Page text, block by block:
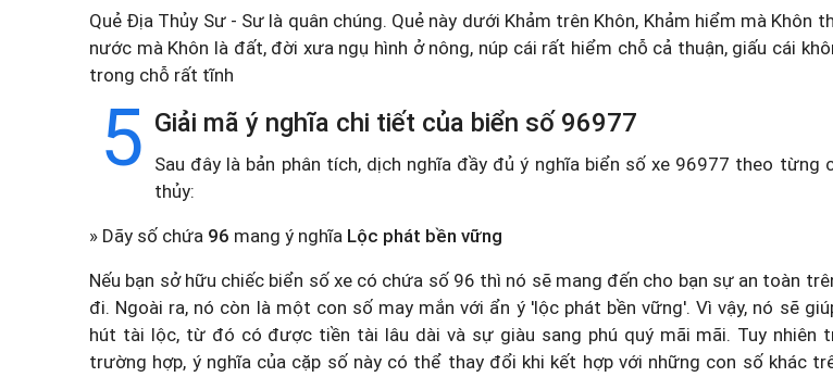
Quẻ Địa Thủy Sư - Sư là quân chúng. Quẻ này dưới Khảm trên Khôn, Khảm hiểm mà Khôn
nước mà Khôn là đất, đời xưa ngụ hình ở nông, núp cái rất hiểm chỗ cả thuận, giấu cái
trong chỗ rất tĩnh
5 Giải mã ý nghĩa chi tiết của biển số 96977
Sau đây là bản phân tích, dịch nghĩa đầy đủ ý nghĩa biển số xe 96977 theo từng
thủy:
» Dãy số chứa 96 mang ý nghĩa Lộc phát bền vững
Nếu bạn sở hữu chiếc biển số xe có chứa số 96 thì nó sẽ mang đến cho bạn sự an toàn
đi. Ngoài ra, nó còn là một con số may mắn với ẩn ý 'lộc phát bền vững'. Vì vậy, nó sẽ
hút tài lộc, từ đó có được tiền tài lâu dài và sự giàu sang phú quý mãi mãi. Tuy nhiên
trường hợp, ý nghĩa của cặp số này có thể thay đổi khi kết hợp với những con số khác